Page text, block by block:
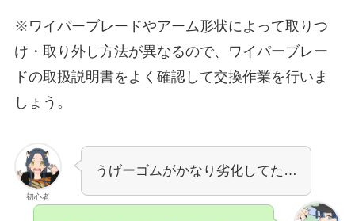
※ワイパーブレードやアーム形状によって取りつ
け・取り外し方法が異なるので、ワイパーブレー
ドの取扱説明書をよく確認して交換作業を行いま
しょう。
初心者
うげーゴムがかなり劣化してた…